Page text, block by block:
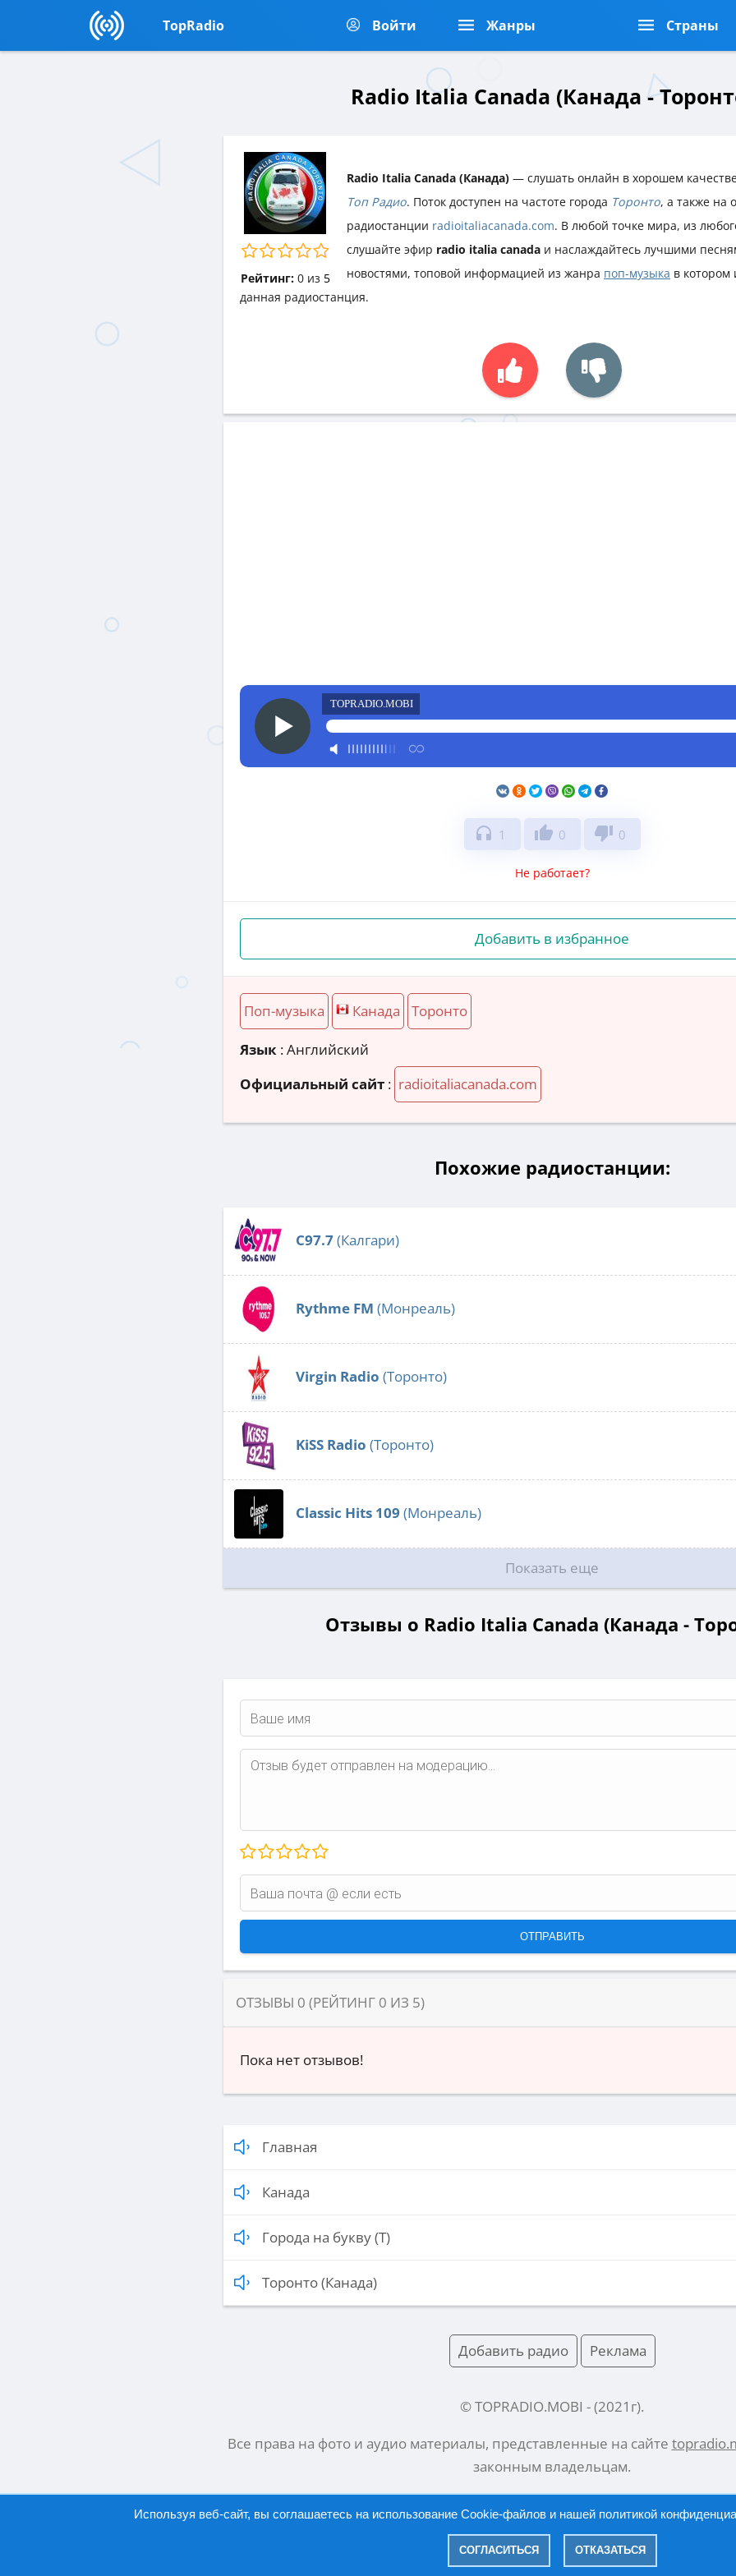
TopRadio Войти Жанры Страны
Radio Italia Canada (Канада -
Рейтинг: 0из 5
Radio Italia Canada (Канада) — слушать онлайн в хорошем
Топ Радио. Поток доступен на частоте города Торонто, а также на
радиостанции radioitaliacanada.com. В любой точке мира, из
слушайте эфир radio italia canada и наслаждайтесь лучшими
новостями, топовой информацией из жанра поп-музыка в котором
данная радиостанция.
TOPRADIO.MOBI
headphones 1 thumb_up 0 thumb_down 0
Не работает?
Добавить в избранное
Поп-музыка Канада Торонто
Язык : Английский
Официальный сайт : radioitaliacanada.com
Похожие радиостанции:
C97.7(Калгари)
Rythme FM (Монреаль)
Virgin Radio (Торонто)
KiSS Radio (Торонто)
Classic Hits 109 (Монреаль)
Показать еще
Отзывы о Radio Italia Canada (Канада -
ОТЗЫВЫ 0 (РЕЙТИНГ 0 ИЗ 5)
Пока нет отзывов!
Главная
Канада
Города на букву (Т)
Торонто (Канада)
Добавить радио Реклама
© TOPRADIO.MOBI - (2021 г).
Все права на фото и аудио материалы, представленные на сайте
законным владельцам.
Русский | English
Политика конфиденциальности|Правообладателям
Используя веб-сайт, вы соглашаетесь на использование Cookie-файлов и нашей политикой
СОГЛАСИТЬСЯ ОТКАЗАТЬСЯ